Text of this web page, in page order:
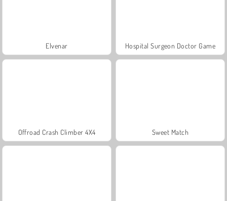
Elvenar Hospital Surgeon Doctor Game
Offroad Crash Climber 4X4 Sweet Match